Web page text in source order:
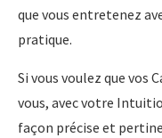
que vous entretenez
pratique.
Si vous voulez que vos
vous, avec votre
façon précise et